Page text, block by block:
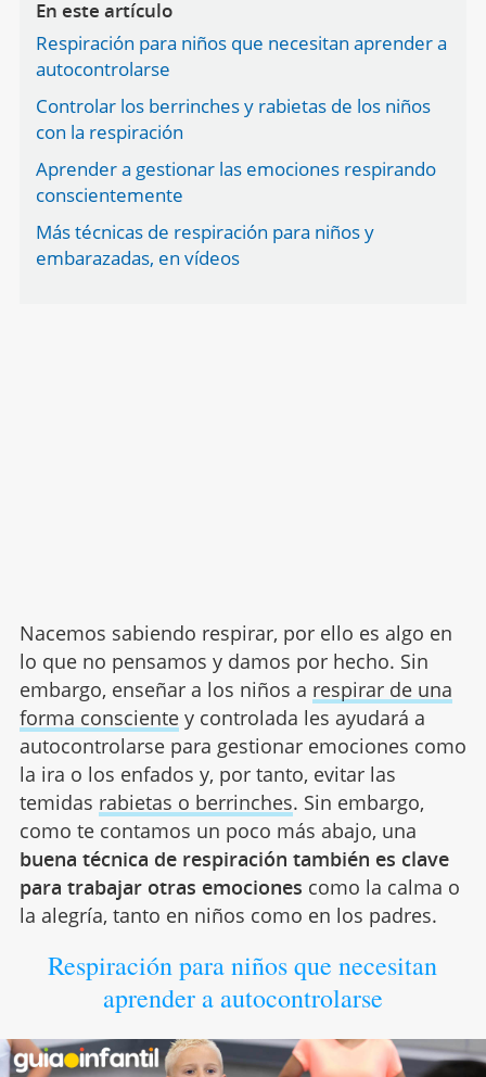
En este artículo
Respiración para niños que necesitan aprender a
autocontrolarse
Controlar los berrinches y rabietas de los niños
con la respiración
Aprender a gestionar las emociones respirando
conscientemente
Más técnicas de respiración para niños y
embarazadas, en vídeos
Nacemos sabiendo respirar, por ello es algo en
lo que no pensamos y damos por hecho. Sin
embargo, enseñar a los niños a respirar de una
forma conscientey controlada les ayudará a
autocontrolarse para gestionar emociones como
la ira o los enfados y, por tanto, evitar las
temidas rabietas o berrinches. Sin embargo,
como te contamos un poco más abajo, una
buena técnica de respiración también es clave
para trabajar otras emociones como la calma o
la alegría, tanto en niños como en los padres.
Respiración para niños que necesitan
aprender a autocontrolarse